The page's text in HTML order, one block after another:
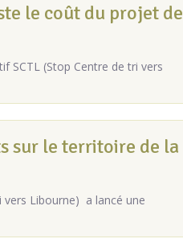
le coût du projet de
SCTL (Stop Centre de tri vers
sur le territoire de la
vers Libourne) a lancé une